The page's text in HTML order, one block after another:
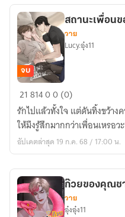
สถานะ
เพื่อน
ของ
รามสูร
จบ
สถานะเพื่อน
วาย
Lucy.อุ๋ง11
2181400 (0)
รักไปแล้วทั้งใจ แต่ดันทิ้งขว้างคว
ให้มึงรู้สึกมากกว่าเพื่อนเหรอว
อัปเดตล่าสุด 19 ก.ค. 68 / 17:00 น.
ก๊วยของคุณช
วาย
อุ๋งอุ๋ง11